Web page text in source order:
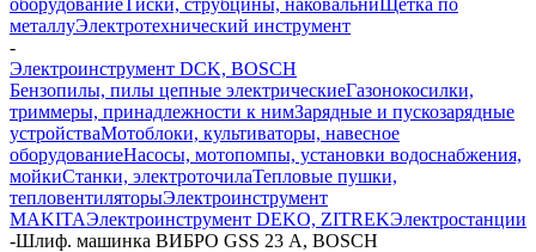
оборудованиеТиски, струбцины, наковальниЩетка по
металлуЭлектротехнический инструмент
-
Электроинструмент DCK, BOSCH
Бензопилы, пилы цепные электрическиеГазонокосилки,
триммеры, принадлежности к нимЗарядные и пускозарядные
устройстваМотоблоки, культиваторы, навесное
оборудованиеНасосы, мотопомпы, установки водоснабжения,
мойкиСтанки, электроточилаТепловые пушки,
тепловентиляторыЭлектроинструмент
MAKITAЭлектроинструмент DEKO, ZITREKЭлектростанции
-Шлиф. машинка ВИБРО GSS 23 А, BOSCH